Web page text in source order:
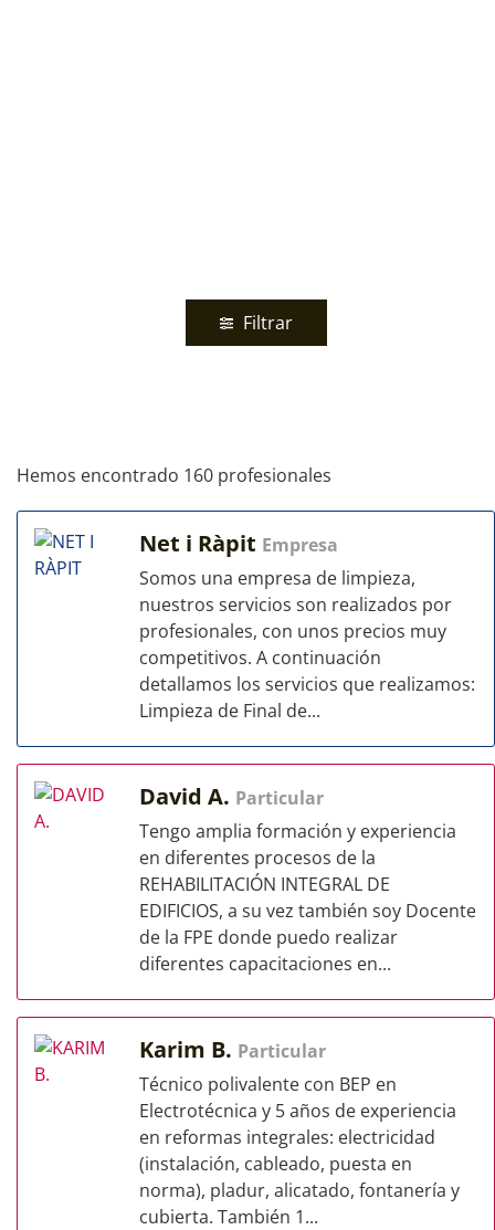
Filtrar
Hemos encontrado 160 profesionales
Net i Ràpit Empresa
Somos una empresa de limpieza,
nuestros servicios son realizados por
profesionales, con unos precios muy
competitivos. A continuación
detallamos los servicios que realizamos:
Limpieza de Final de...
David A. Particular
Tengo amplia formación y experiencia
en diferentes procesos de la
REHABILITACIÓN INTEGRAL DE
EDIFICIOS, a su vez también soy Docente
de la FPE donde puedo realizar
diferentes capacitaciones en...
Karim B. Particular
Técnico polivalente con BEP en
Electrotécnica y 5 años de experiencia
en reformas integrales: electricidad
(instalación, cableado, puesta en
norma), pladur, alicatado, fontanería y
cubierta. También 1...